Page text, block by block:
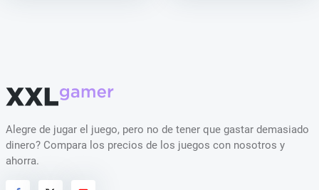
Alegre de jugar el juego, pero no de tener que gastar demasiado
dinero? Compara los precios de los juegos con nosotros y
ahorra.